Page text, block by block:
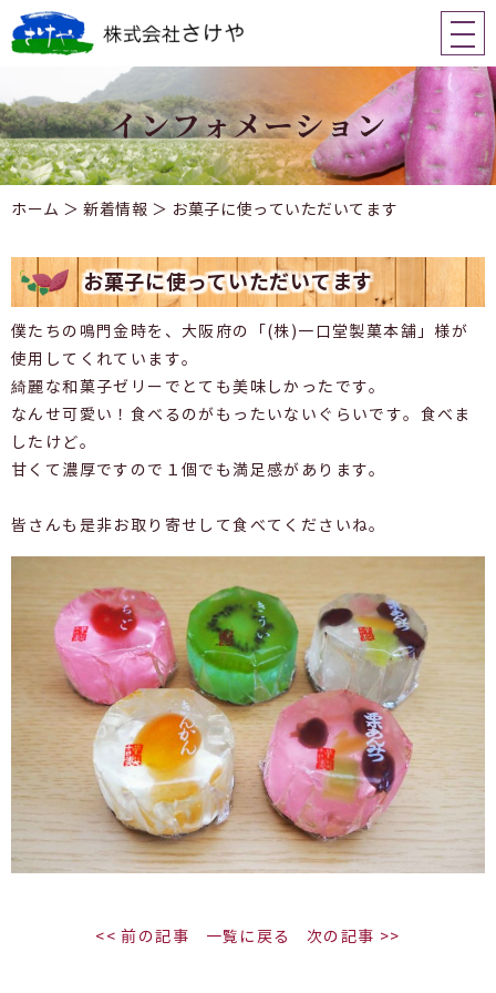
ホーム ＞ 新着情報 ＞ お菓子に使っていただいてます
お菓子に使っていただいてます
僕たちの鳴門金時を、大阪府の「(株)一口堂製菓本舗」様が
使用してくれています。
綺麗な和菓子ゼリーでとても美味しかったです。
なんせ可愛い！食べるのがもったいないぐらいです。食べま
したけど。
甘くて濃厚ですので１個でも満足感があります。
皆さんも是非お取り寄せして食べてくださいね。
<< 前の記事 一覧に戻る 次の記事 >>